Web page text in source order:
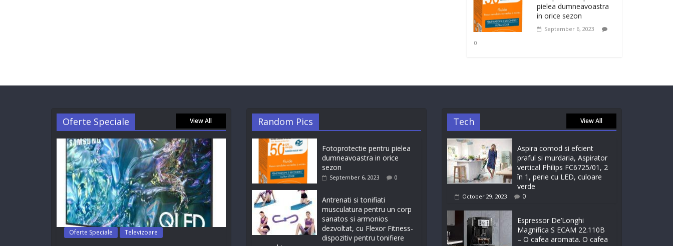
pielea dumneavoastra
in orice sezon
September 6, 2023
0
Oferte Speciale View All
Oferte Speciale Televizoare
Random Pics
Fotoprotectie pentru pielea
dumneavoastra in orice
sezon
September 6, 2023 0
Antrenati si tonifiati
musculatura pentru un corp
sanatos si armonios
dezvoltat, cu Flexor Fitness-
dispozitiv pentru tonifiere
Tech View All
Aspira comod si efcient
praful si murdaria, Aspirator
vertical Philips FC6725/01, 2
în 1, perie cu LED, culoare
verde
October 29, 2023 0
Espressor De’Longhi
Magnifica S ECAM 22.110B
– O cafea aromata. O cafea